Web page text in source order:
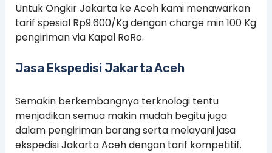
Untuk Ongkir Jakarta ke Aceh kami menawarkan
tarif spesial Rp9.600/Kg dengan charge min 100 Kg
pengiriman via Kapal RoRo.
Jasa Ekspedisi Jakarta Aceh
Semakin berkembangnya terknologi tentu
menjadikan semua makin mudah begitu juga
dalam pengiriman barang serta melayani jasa
ekspedisi Jakarta Aceh dengan tarif kompetitif.